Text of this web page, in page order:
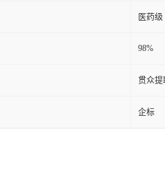
医药级
98%
贯众提
企标